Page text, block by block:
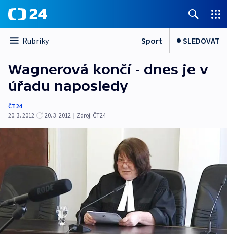
Rubriky Sport SLEDOVAT
Wagnerová končí - dnes je v
úřadu naposledy
ČT24
20. 3. 2012
20. 3. 2012 | Zdroj: ČT24